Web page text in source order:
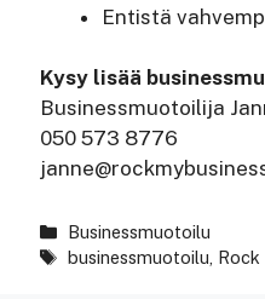
Entistä
Kysy lisää
Businessmuotoilija
050 573 8776
Kategoriat
Businessmuotoilu
Avainsanat
businessmuotoilu Rock